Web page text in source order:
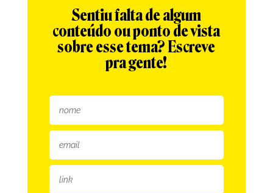
Sentiu falta de algum
conteúdo ou ponto de vista
sobre esse tema? Escreve
pra gente!